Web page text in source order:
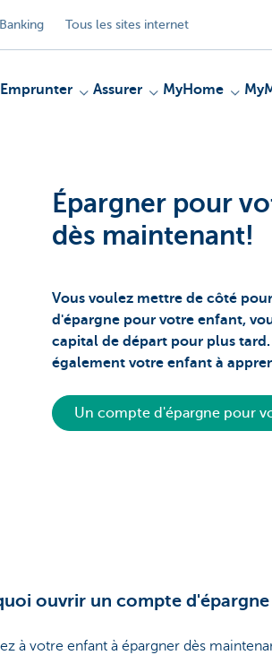
Tous les sites internet
Emprunter Assurer MyHome
Épargner pour
dès maintenant!
Vous voulez mettre de côté
d'épargne pour votre enfant,
capital de départ pour plus
également votre enfant à
Un compte d'épargne pour
ouvrir un compte
à votre enfant à épargner dès